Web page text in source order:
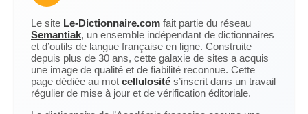
Le site Le-Dictionnaire.com fait partie du réseau
Semantiak, un ensemble indépendant de dictionnaires
et d’outils de langue française en ligne. Construite
depuis plus de 30 ans, cette galaxie de sites a acquis
une image de qualité et de fiabilité reconnue. Cette
page dédiée au mot cellulosité s’inscrit dans un travail
régulier de mise à jour et de vérification éditoriale.